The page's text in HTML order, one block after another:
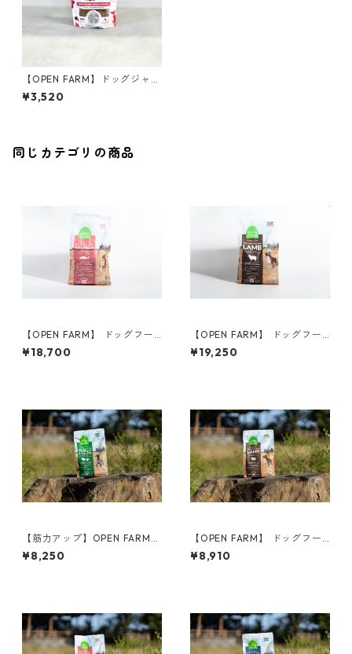
【OPEN FARM】ドッグジャー
キー サーモンレシピ
¥3,520
同じカテゴリの商品
【OPEN FARM】 ドッグフー
ド／サーモン 4.98kg
¥18,700
【OPEN FARM】 ドッグフー
ド／ラム 4.98kg
¥19,250
【筋力アップ】OPEN FARM
ドッグフード／ターキー&チキ
ン 1.81kg
¥8,250
【OPEN FARM】 ドッグフー
ド／ラム 1.81kg
¥8,910